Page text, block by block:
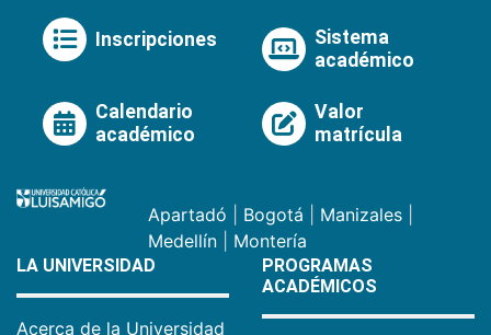
Inscripciones
Sistema
académico
Calendario
académico
Valor
matrícula
Apartadó Bogotá Manizales
Medellín
Montería
LA UNIVERSIDAD
Acerca de la Universidad
PROGRAMAS
ACADÉMICOS